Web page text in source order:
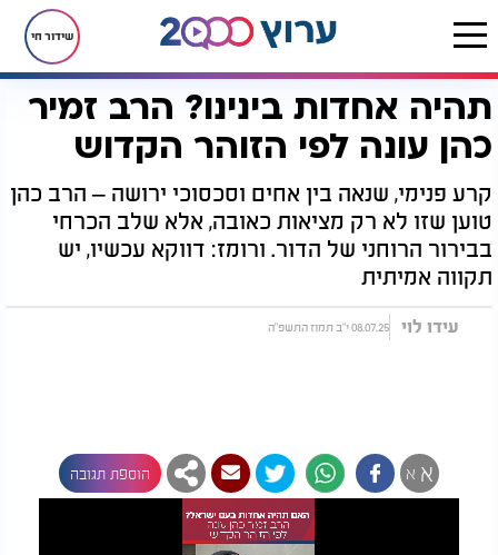
שידור חי
דף הבית רץ בוואטסאפ תהיה אחדות בינינו? הרב זמיר כהן עונה לפי הזוהר הקדוש
תהיה אחדות בינינו? הרב זמיר
כהן עונה לפי הזוהר הקדוש
קרע פנימי, שנאה בין אחים וסכסוכי ירושה – הרב כהן
טוען שזו לא רק מציאות כאובה, אלא שלב הכרחי
בבירור הרוחני של הדור. ורומז: דווקא עכשיו, יש
תקווה אמיתית
עידו לוי 08.07.25 י"ב תמוז התשפ"ה
א א הוספת תגובה